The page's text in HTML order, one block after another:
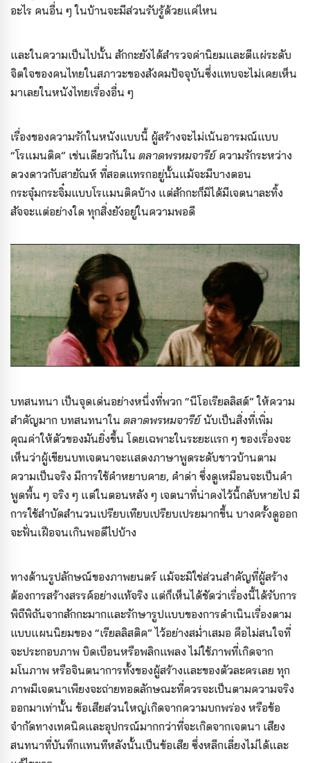
อะไร คนอื่น ๆ ในบ้านจะมีส่วนรับรู้ด้วยแค่ไหน
และในความเป็นไปนั้น สักกะยังได้สำรวจค่านิยมและตีแผ่ระดับ
จิตใจของคนไทยในสภาวะของสังคมปัจจุบันซึ่งแทบจะไม่เคยเห็น
มาเลยในหนังไทยเรื่องอื่น ๆ
เรื่องของความรักในหนังแบบนี้ ผู้สร้างจะไม่เน้นอารมณ์แบบ
“โรแมนติค” เช่นเดียวกันใน ตลาดพรหมจารีย์ความรักระหว่าง
ดวงดาวกับสายัณห์ ที่สอดแทรกอยู่นั้นแม้จะมีบางตอน
กระจุ๋มกระจิ๋มแบบโรแมนติคบ้าง แต่สักกะก็มิได้มีเจตนาละทิ้ง
สัจจะแต่อย่างใด ทุกสิ่งยังอยู่ในความพอดี
บทสนทนา เป็นจุดเด่นอย่างหนึ่งที่พวก “นีโอเรียลลิสต์” ให้ความ
สำคัญมาก บทสนทนาใน ตลาดพรหมจารีย์นับเป็นสิ่งที่เพิ่ม
คุณค่าให้ตัวของมันยิ่งขึ้น โดยเฉพาะในระยะแรก ๆ ของเรื่องจะ
เห็นว่าผู้เขียนบทเจตนาจะแสดงภาษาพูดระดับชาวบ้านตาม
ความเป็นจริง มีการใช้คำหยาบคาย, คำด่า ซึ่งดูเหมือนจะเป็นคำ
พูดพื้น ๆ จริง ๆ แต่ในตอนหลัง ๆ เจตนาที่น่าคงไว้นี้กลับหายไป มี
การใช้สำบัดสำนวนเปรียบเทียบเปรียบเปรยมากขึ้น บางครั้งดูออก
จะฟั่นเฝือจนเกินพอดีไปบ้าง
ทางด้านรูปลักษณ์ของภาพยนตร์ แม้จะมิใช่ส่วนสำคัญที่ผู้สร้าง
ต้องการสร้างสรรค์อย่างแท้จริง แต่ก็เห็นได้ชัดว่าเรื่องนี้ได้รับการ
พิถีพิถันจากสักกะมากและรักษารูปแบบของการดำเนินเรื่องตาม
แบบแผนนิยมของ “เรียลลิสติค” ไว้อย่างสม่ำเสมอ คือไม่สนใจที่
จะประกอบภาพ บิดเบือนหรือพลิกแพลง ไม่ใช้ภาพที่เกิดจาก
มโนภาพ หรือจินตนาการทั้งของผู้สร้างและของตัวละครเลย ทุก
ภาพมีเจตนาเพียงจะถ่ายทอดลักษณะที่ควรจะเป็นตามความจริง
ออกมาเท่านั้น ข้อเสียส่วนใหญ่เกิดจากความบกพร่อง หรือข้อ
จำกัดทางเทคนิคและอุปกรณ์มากกว่าที่จะเกิดจากเจตนา เสียง
สนทนาที่บันทึกแทนทีหลังนั้นเป็นข้อเสีย ซึ่งหลีกเลี่ยงไม่ได้และ